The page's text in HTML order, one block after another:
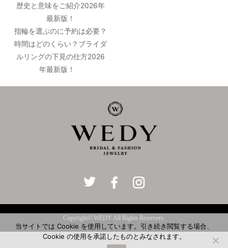
歴史と意味をご紹介2026年
最新版！
指輪を選ぶのに予約は必要？
時間はどのくらい？ブライダ
ルリングの下見の仕方2026
年最新版！
Copyright© WEDY All Rights Reservers.
当サイトでは Cookie を使用しています。引き続き閲覧する場合、
Cookie の使用を承諾したものとみなされます。